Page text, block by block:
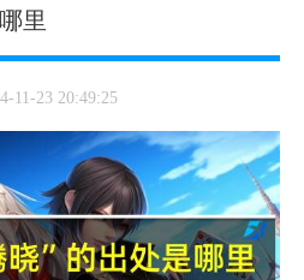
里
11-23 20:49:25